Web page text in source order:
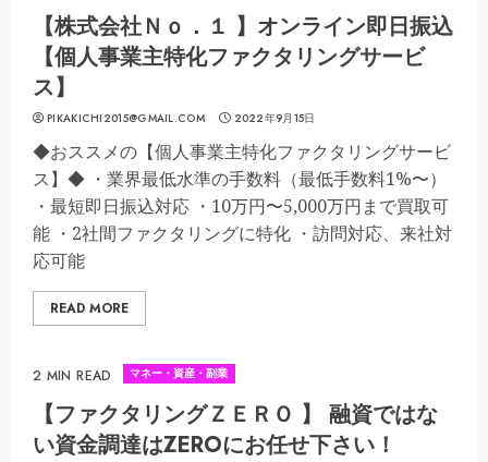
【株式会社Ｎｏ．１ 】オンライン即日振込
【個人事業主特化ファクタリングサービ
ス】
PIKAKICHI2015@GMAIL.COM 2022年9月15日
◆おススメの【個人事業主特化ファクタリングサービ
ス】◆ ・業界最低水準の手数料（最低手数料1%〜）
・最短即日振込対応 ・10万円〜5,000万円まで買取可
能 ・2社間ファクタリングに特化 ・訪問対応、来社対
応可能
READ MORE
2 MIN READ マネー・資産・副業
【ファクタリングＺＥＲＯ 】 融資ではな
い資金調達はZEROにお任せ下さい！